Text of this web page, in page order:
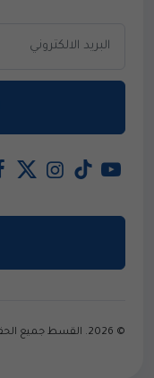
© 2026. القسط جميع الحقوق محفوظة